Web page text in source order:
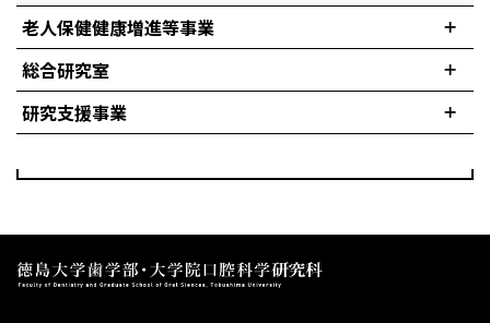
老人保健健康増進等事業
総合研究室
研究支援事業